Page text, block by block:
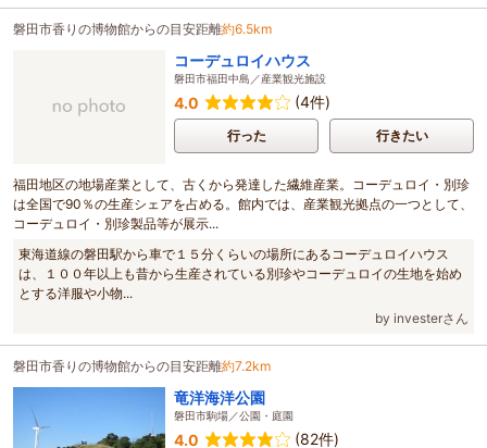
磐田市香りの博物館からの目安距離約6.5km
コーデュロイハウス
磐田市福田中島／産業観光施設
4.0 (4件)
行った 行きたい
福田地区の地場産業として、古くから発達した繊維産業。コーデュロイ・別珍
は全国で90％の生産シェアを占める。館内では、産業観光拠点の一つとして、
コーデュロイ・別珍製品等が展示...
東海道線の磐田駅から車で１５分くらいの場所にあるコーデュロイハウス
は、１００年以上も昔から生産されている別珍やコーデュロイの生地を始め
とする洋服や小物...
by investerさん
磐田市香りの博物館からの目安距離約7.2km
竜洋海洋公園
磐田市駒場／公園・庭園
4.0 (82件)